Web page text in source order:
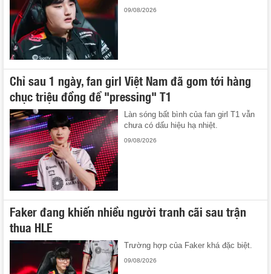
09/08/2026
Chỉ sau 1 ngày, fan girl Việt Nam đã gom tới hàng
chục triệu đồng để "pressing" T1
Làn sóng bất bình của fan girl T1 vẫn
chưa có dấu hiệu hạ nhiệt.
09/08/2026
Faker đang khiến nhiều người tranh cãi sau trận
thua HLE
Trường hợp của Faker khá đặc biệt.
09/08/2026